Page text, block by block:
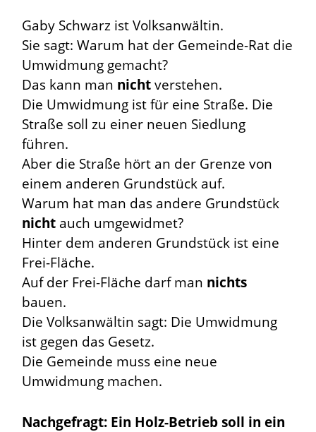
Gaby Schwarz ist Volksanwältin.
Sie sagt: Warum hat der Gemeinde-Rat die
Umwidmung gemacht?
Das kann man nichtverstehen.
Die Umwidmung ist für eine Straße. Die
Straße soll zu einer neuen Siedlung
führen.
Aber die Straße hört an der Grenze von
einem anderen Grundstück auf.
Warum hat man das andere Grundstück
nicht auch umgewidmet?
Hinter dem anderen Grundstück ist eine
Frei-Fläche.
Auf der Frei-Fläche darf man nichts
bauen.
Die Volksanwältin sagt: Die Umwidmung
ist gegen das Gesetz.
Die Gemeinde muss eine neue
Umwidmung machen.
Nachgefragt: Ein Holz-Betrieb soll in ein